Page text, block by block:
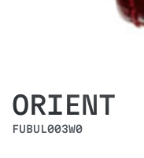
ORIENT
FUBUL003W0